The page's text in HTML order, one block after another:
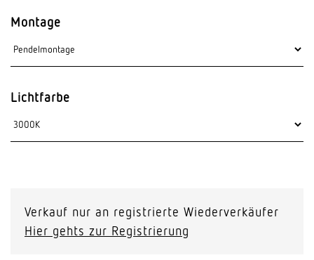
Montage
Lichtfarbe
Verkauf nur an registrierte Wiederverkäufer
Hier gehts zur Registrierung